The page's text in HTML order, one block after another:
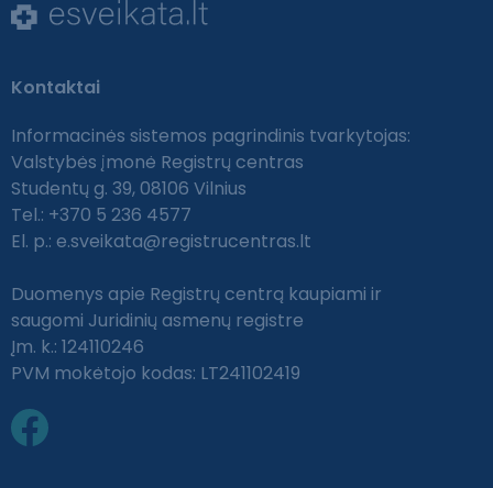
Kontaktai
Informacinės sistemos pagrindinis tvarkytojas:
Valstybės įmonė Registrų centras
Studentų g. 39, 08106 Vilnius
Tel.: +370 5 236 4577
El. p.: e.sveikata@registrucentras.lt
Duomenys apie Registrų centrą kaupiami ir
saugomi Juridinių asmenų registre
Įm. k.: 124110246
PVM mokėtojo kodas: LT241102419